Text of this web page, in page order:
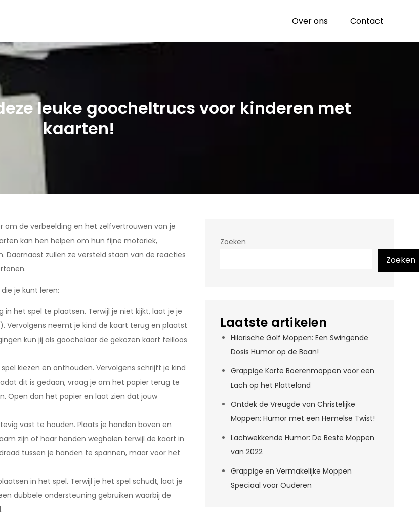
Over ons Contact
leuke goocheltrucs voor kinderen met
kaarten!
de verbeelding en het zelfvertrouwen van je
kan hen helpen om hun fijne motoriek,
zullen ze versteld staan ​​van de reacties
je kunt leren:
het spel te plaatsen. Terwijl je niet kijkt, laat je je
Vervolgens neemt je kind de kaart terug en plaatst
kun jij als goochelaar de gekozen kaart feilloos
kiezen en onthouden. Vervolgens schrijft je kind
dit is gedaan, vraag je om het papier terug te
Open dan het papier en laat zien dat jouw
vast te houden. Plaats je handen boven en
zijn of haar handen weghalen terwijl de kaart in
tussen je handen te spannen, maar voor het
in het spel. Terwijl je het spel schudt, laat je
dubbele ondersteuning gebruiken waarbij de
Zoeken
Zoeken
Laatste artikelen
Hilarische Golf Moppen: Een Swingende
Dosis Humor op de Baan!
Grappige Korte Boerenmoppen voor een
Lach op het Platteland
Ontdek de Vreugde van Christelijke
Moppen: Humor met een Hemelse Twist!
Lachwekkende Humor: De Beste Moppen
van 2022
Grappige en Vermakelijke Moppen
Speciaal voor Ouderen